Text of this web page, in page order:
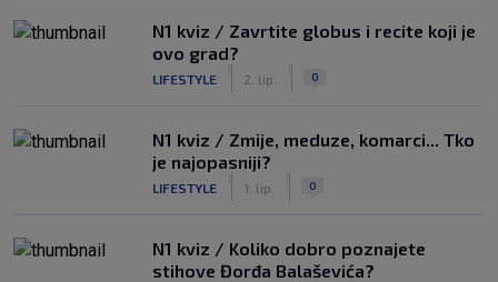
N1 kviz / Zavrtite globus i recite koji je
ovo grad?
LIFESTYLE 2. lip. 0
N1 kviz / Zmije, meduze, komarci... Tko
je najopasniji?
LIFESTYLE 1. lip. 0
N1 kviz / Koliko dobro poznajete
stihove Đorđa Balaševića?